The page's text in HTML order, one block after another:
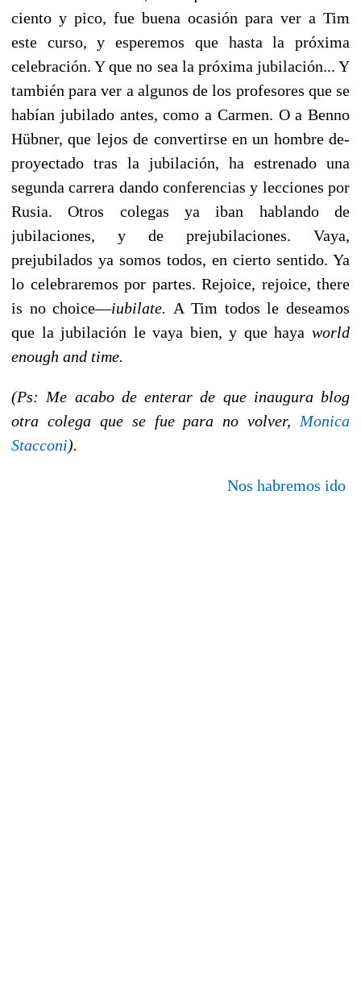
ciento y pico, fue buena ocasión para ver a Tim
este curso, y esperemos que hasta la próxima
celebración. Y que no sea la próxima jubilación... Y
también para ver a algunos de los profesores que se
habían jubilado antes, como a Carmen. O a Benno
Hübner, que lejos de convertirse en un hombre de-
proyectado tras la jubilación, ha estrenado una
segunda carrera dando conferencias y lecciones por
Rusia. Otros colegas ya iban hablando de
jubilaciones, y de prejubilaciones. Vaya,
prejubilados ya somos todos, en cierto sentido. Ya
lo celebraremos por partes. Rejoice, rejoice, there
is no choice—iubilate. A Tim todos le deseamos
que la jubilación le vaya bien, y que haya world
enough and time.
(Ps: Me acabo de enterar de que inaugura blog
otra colega que se fue para no volver, Monica
Stacconi).
Nos habremos ido